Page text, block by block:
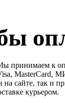
принимаем к
MasterCard,
на сайте, так и
курьером.